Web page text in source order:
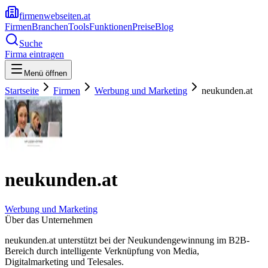
firmenwebseiten.at
FirmenBranchenToolsFunktionenPreiseBlog
Suche
Firma eintragen
Menü öffnen
Startseite Firmen Werbung und Marketing neukunden.at
neukunden.at
Werbung und Marketing
Über das Unternehmen
neukunden.at unterstützt bei der Neukundengewinnung im B2B-
Bereich durch intelligente Verknüpfung von Media,
Digitalmarketing und Telesales.